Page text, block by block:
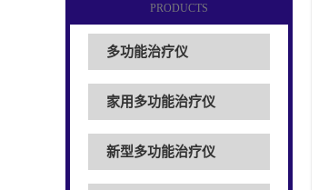
PRODUCTS
多功能治疗仪
家用多功能治疗仪
新型多功能治疗仪